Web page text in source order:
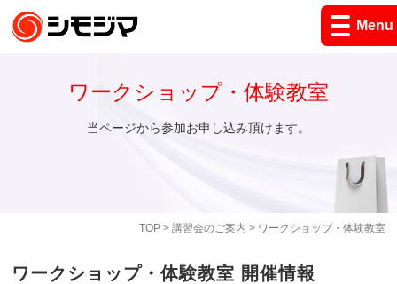
Menu
TOP> 講習会のご案内 > ワークショップ・体験教室
ワークショップ・体験教室
当ページから参加お申し込み頂けます。
ワークショップ・体験教室 開催情報